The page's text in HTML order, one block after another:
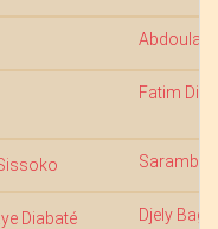
Fatim
Saramba
Diabaté Djely Bagui